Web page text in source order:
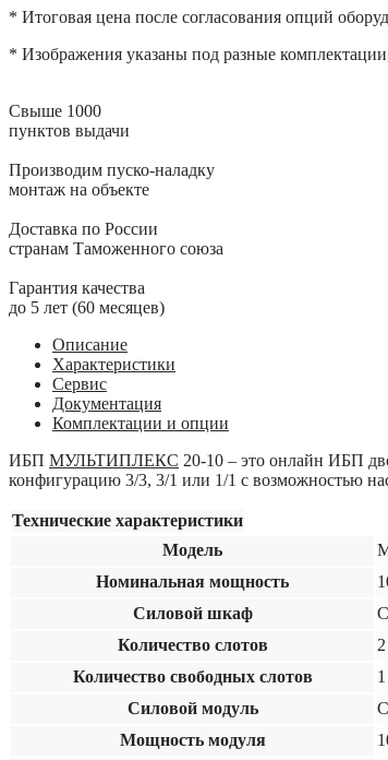
* Итоговая цена после согласования опций
* Изображения указаны под разные
Свыше 1000
пунктов выдачи
Производим пуско-наладку
монтаж на объекте
Доставка по России
странам Таможенного союза
Гарантия качества
до 5 лет (60 месяцев)
Описание
Характеристики
Сервис
Документация
Комплектации и опции
ИБП МУЛЬТИПЛЕКС 20-10 – это онлайн ИБП
конфигурацию 3/3, 3/1 или 1/1 с возможностью
Технические характеристики
Модель
Номинальная мощность
Силовой шкаф
Количество слотов
2
Количество свободных слотов
1
Силовой модуль
Мощность модуля